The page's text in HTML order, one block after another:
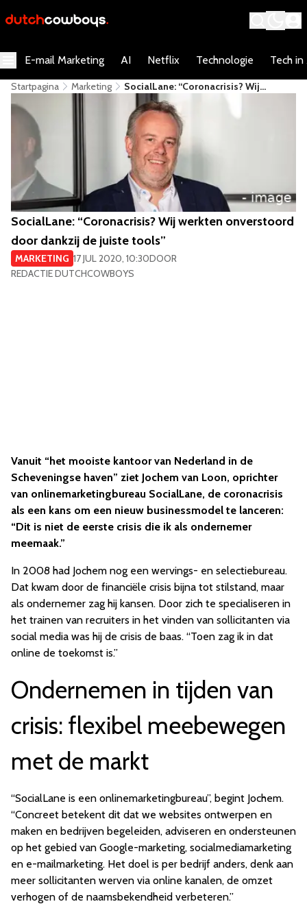
E-mail Marketing AI Netflix Technologie Tech in
Startpagina Marketing
​SocialLane: “Coronacrisis? Wij
Werkten Onverstoord Door Dankzij De
Juiste Tools”
​SocialLane: “Coronacrisis? Wij werkten onverstoord
door dankzij de juiste tools”
MARKETING 17 JUL 2020, 10:30DOOR
REDACTIE DUTCHCOWBOYS
Vanuit “het mooiste kantoor van Nederland in de
Scheveningse haven” ziet Jochem van Loon, oprichter
van onlinemarketingbureau SocialLane, de coronacrisis
als een kans om een nieuw businessmodel te lanceren:
“Dit is niet de eerste crisis die ik als ondernemer
meemaak.”
In 2008 had Jochem nog een wervings- en selectiebureau.
Dat kwam door de financiële crisis bijna tot stilstand, maar
als ondernemer zag hij kansen. Door zich te specialiseren in
het trainen van recruiters in het vinden van sollicitanten via
social media was hij de crisis de baas. “Toen zag ik in dat
online de toekomst is.”
Ondernemen in tijden van
crisis: flexibel meebewegen
met de markt
“SocialLane is een onlinemarketingbureau”, begint Jochem.
“Concreet betekent dit dat we websites ontwerpen en
maken en bedrijven begeleiden, adviseren en ondersteunen
op het gebied van Google-marketing, socialmediamarketing
en e-mailmarketing. Het doel is per bedrijf anders, denk aan
meer sollicitanten werven via online kanalen, de omzet
verhogen of de naamsbekendheid verbeteren.”